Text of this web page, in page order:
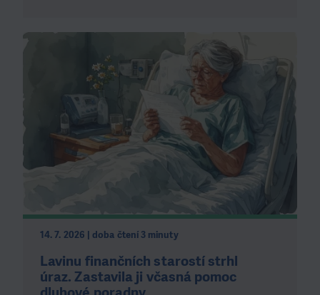
14. 7. 2026 | doba čtení 3 minuty
Lavinu finančních starostí strhl
úraz. Zastavila ji včasná pomoc